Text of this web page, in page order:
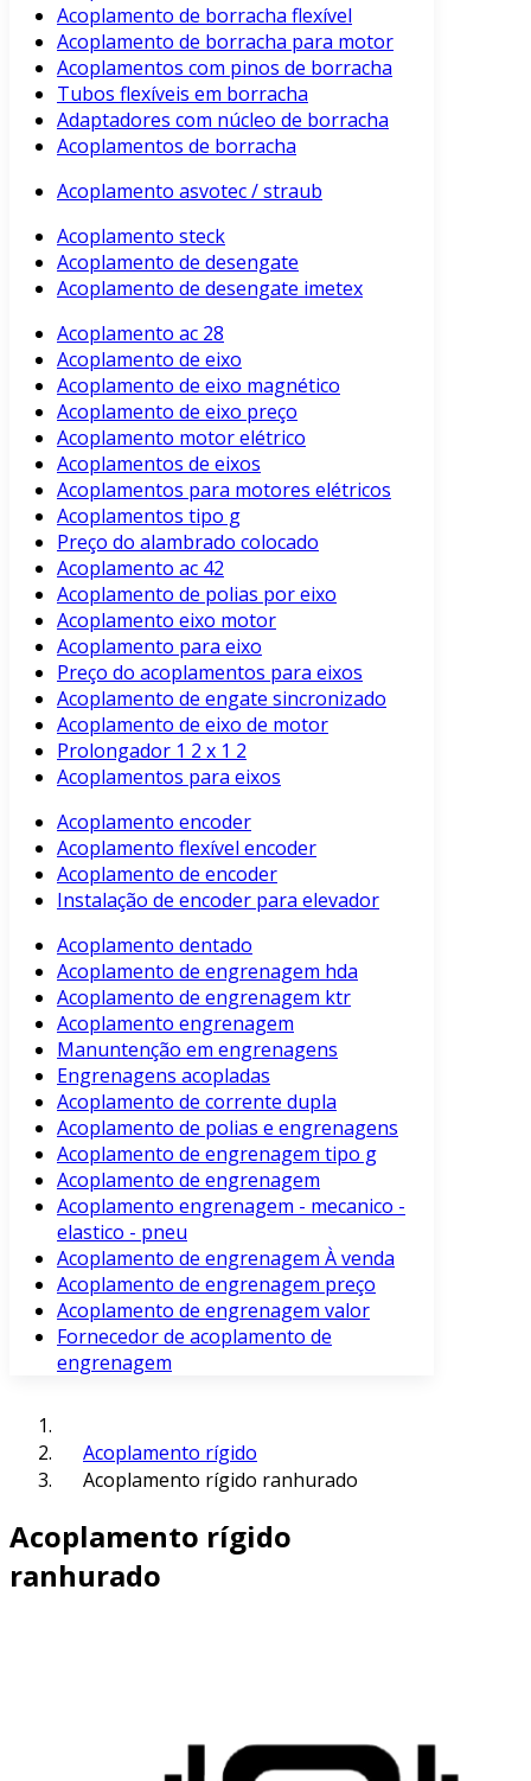
Acoplamento de borracha flexível
Acoplamento de borracha para motor
Acoplamentos com pinos de borracha
Tubos flexíveis em borracha
Adaptadores com núcleo de borracha
Acoplamentos de borracha
Acoplamento asvotec / straub
Acoplamento steck
Acoplamento de desengate
Acoplamento de desengate imetex
Acoplamento ac 28
Acoplamento de eixo
Acoplamento de eixo magnético
Acoplamento de eixo preço
Acoplamento motor elétrico
Acoplamentos de eixos
Acoplamentos para motores elétricos
Acoplamentos tipo g
Preço do alambrado colocado
Acoplamento ac 42
Acoplamento de polias por eixo
Acoplamento eixo motor
Acoplamento para eixo
Preço do acoplamentos para eixos
Acoplamento de engate sincronizado
Acoplamento de eixo de motor
Prolongador 1 2 x 1 2
Acoplamentos para eixos
Acoplamento encoder
Acoplamento flexível encoder
Acoplamento de encoder
Instalação de encoder para elevador
Acoplamento dentado
Acoplamento de engrenagem hda
Acoplamento de engrenagem ktr
Acoplamento engrenagem
Manuntenção em engrenagens
Engrenagens acopladas
Acoplamento de corrente dupla
Acoplamento de polias e engrenagens
Acoplamento de engrenagem tipo g
Acoplamento de engrenagem
Acoplamento engrenagem - mecanico -
elastico - pneu
Acoplamento de engrenagem À venda
Acoplamento de engrenagem preço
Acoplamento de engrenagem valor
Fornecedor de acoplamento de
engrenagem
Acoplamento rígido
Acoplamento rígido ranhurado
Acoplamento rígido
ranhurado